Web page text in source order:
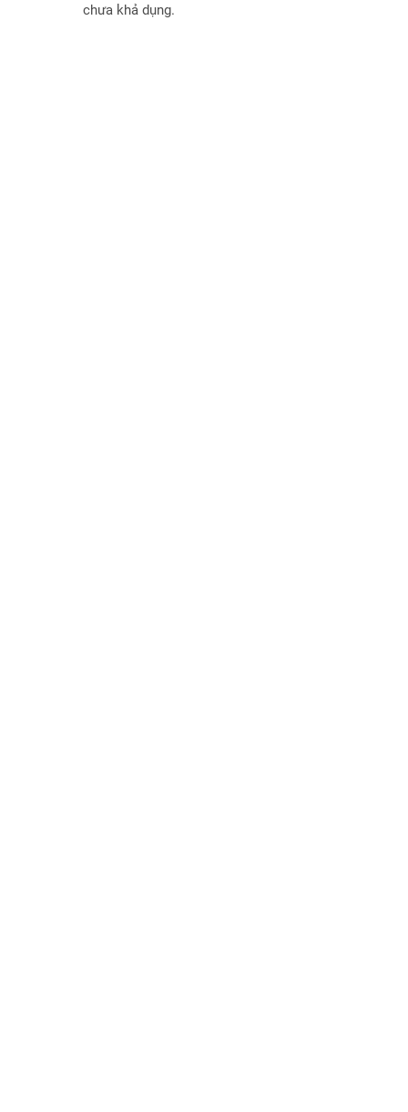
chưa khả dụng.